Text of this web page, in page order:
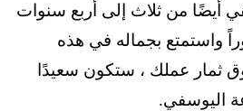
من ثلاث إلى أربع سنوات
واستمتع بجماله في هذه
ثمار عملك ، ستكون سعيدًا
اليوسفي.